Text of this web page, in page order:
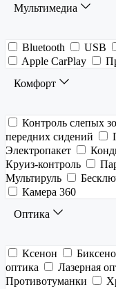
Мультимедиа
Bluetooth USB
Apple CarPlay
Комфорт
Контроль слепых
передних сидений
Электропакет
Круиз-контроль
Мультируль
Камера 360
Оптика
Ксенон
оптика
Лазерная
Противотуманки